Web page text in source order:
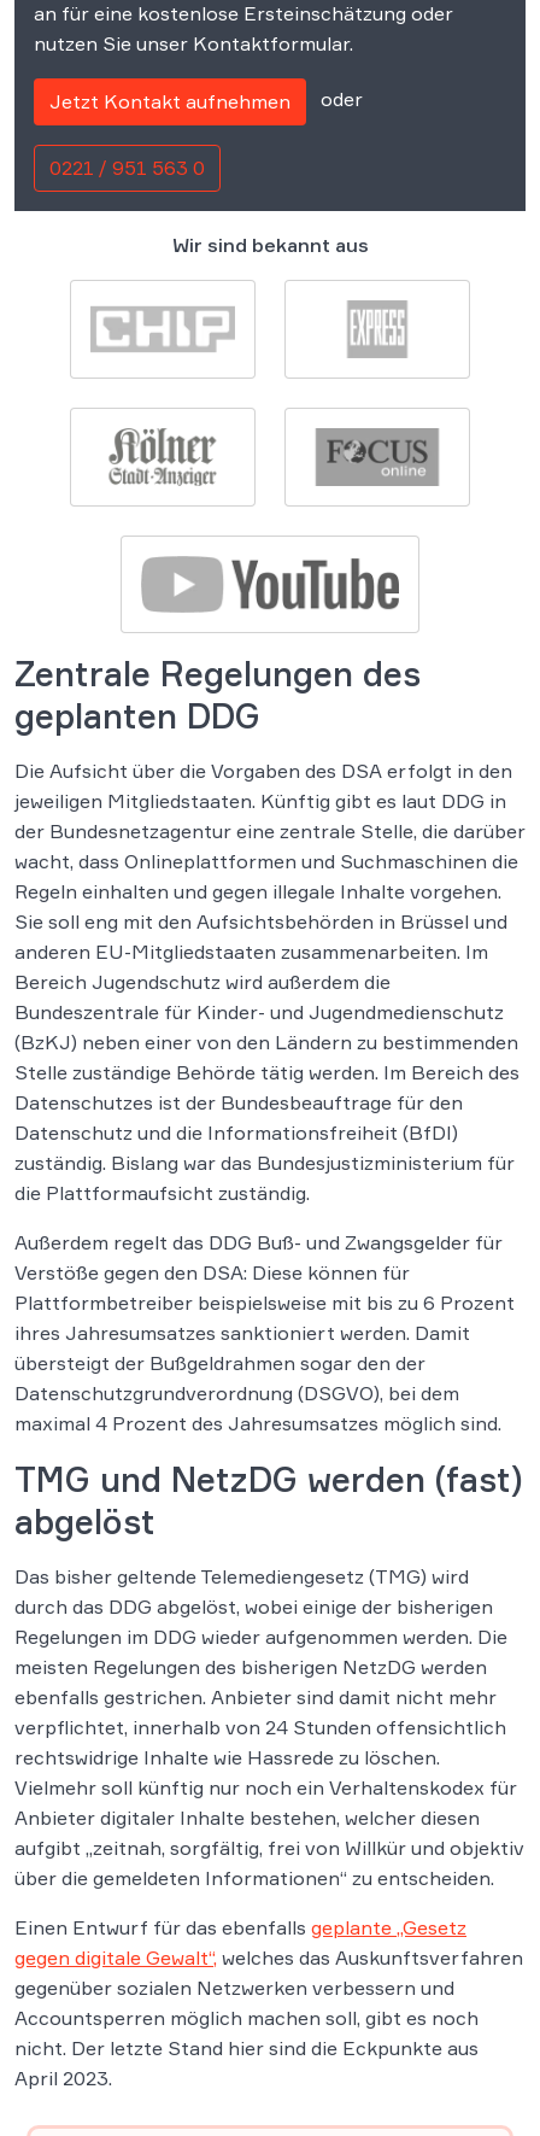
an für eine kostenlose Ersteinschätzung oder
nutzen Sie unser Kontaktformular.
Jetzt Kontakt aufnehmen oder
0221 / 951 563 0
Wir sind bekannt aus
Zentrale Regelungen des
geplanten DDG
Die Aufsicht über die Vorgaben des DSA erfolgt in den
jeweiligen Mitgliedstaaten. Künftig gibt es laut DDG in
der Bundesnetzagentur eine zentrale Stelle, die darüber
wacht, dass Onlineplattformen und Suchmaschinen die
Regeln einhalten und gegen illegale Inhalte vorgehen.
Sie soll eng mit den Aufsichtsbehörden in Brüssel und
anderen EU-Mitgliedstaaten zusammenarbeiten. Im
Bereich Jugendschutz wird außerdem die
Bundeszentrale für Kinder- und Jugendmedienschutz
(BzKJ) neben einer von den Ländern zu bestimmenden
Stelle zuständige Behörde tätig werden. Im Bereich des
Datenschutzes ist der Bundesbeauftrage für den
Datenschutz und die Informationsfreiheit (BfDI)
zuständig. Bislang war das Bundesjustizministerium für
die Plattformaufsicht zuständig.
Außerdem regelt das DDG Buß- und Zwangsgelder für
Verstöße gegen den DSA: Diese können für
Plattformbetreiber beispielsweise mit bis zu 6 Prozent
ihres Jahresumsatzes sanktioniert werden. Damit
übersteigt der Bußgeldrahmen sogar den der
Datenschutzgrundverordnung (DSGVO), bei dem
maximal 4 Prozent des Jahresumsatzes möglich sind.
TMG und NetzDG werden (fast)
abgelöst
Das bisher geltende Telemediengesetz (TMG) wird
durch das DDG abgelöst, wobei einige der bisherigen
Regelungen im DDG wieder aufgenommen werden. Die
meisten Regelungen des bisherigen NetzDG werden
ebenfalls gestrichen. Anbieter sind damit nicht mehr
verpflichtet, innerhalb von 24 Stunden offensichtlich
rechtswidrige Inhalte wie Hassrede zu löschen.
Vielmehr soll künftig nur noch ein Verhaltenskodex für
Anbieter digitaler Inhalte bestehen, welcher diesen
aufgibt „zeitnah, sorgfältig, frei von Willkür und objektiv
über die gemeldeten Informationen“ zu entscheiden.
Einen Entwurf für das ebenfalls geplante „Gesetz
gegen digitale Gewalt“, welches das Auskunftsverfahren
gegenüber sozialen Netzwerken verbessern und
Accountsperren möglich machen soll, gibt es noch
nicht. Der letzte Stand hier sind die Eckpunkte aus
April 2023.